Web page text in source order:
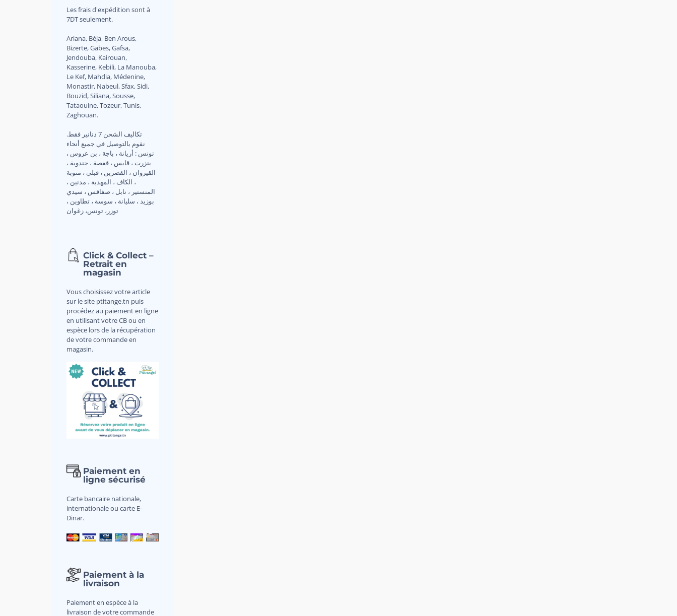
Les frais d'expédition sont à
7DT seulement.
Ariana, Béja, Ben Arous,
Bizerte, Gabes, Gafsa,
Jendouba, Kairouan,
Kasserine, Kebili, La Manouba,
Le Kef, Mahdia, Médenine,
Monastir, Nabeul, Sfax, Sidi,
Bouzid, Siliana, Sousse,
Tataouine, Tozeur, Tunis,
Zaghouan.
.تكاليف الشحن 7 دنانير فقط
نقوم بالتوصيل في جميع أنحاء
تونس : أريانة ، باجة ، بن عروس ،
بنزرت ، قابس ، قفصة ، جندوبة ،
القيروان ، القصرين ، قبلي ، منوبة
، الكاف ، المهدية ، مدنين ،
المنستير ، نابل ، صفاقس ، سيدي
بوزيد ، سليانة ، سوسة ، تطاوين ،
توزر، تونس، زغوان
Click & Collect –
Retrait en
magasin
Vous choisissez votre article
sur le site ptitange.tn puis
procédez au paiement en ligne
en utilisant votre CB ou en
espèce lors de la récupération
de votre commande en
magasin.
Paiement en
ligne sécurisé
Carte bancaire nationale,
internationale ou carte E-
Dinar.
Paiement à la
livraison
Paiement en espèce à la
livraison de votre commande